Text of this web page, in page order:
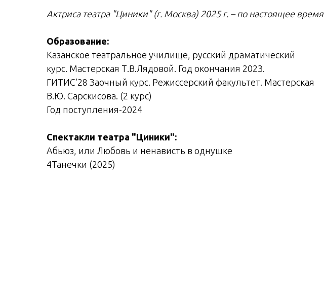
Актриса театра "Циники" (г. Москва) 2025 г. – по настоящее время
Образование:
Казанское театральное училище, русский драматический
курс. Мастерская Т.В.Лядовой. Год окончания 2023.
ГИТИС’28 Заочный курс. Режиссерский факультет. Мастерская
В.Ю. Сарскисова. (2 курс)
Год поступления-2024
Спектакли театра "Циники":
Абьюз, или Любовь и ненависть в однушке
4Танечки (2025)